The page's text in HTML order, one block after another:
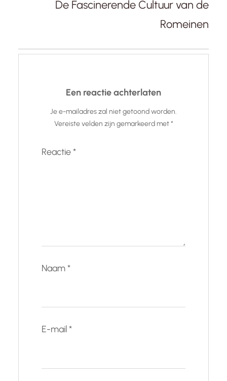
De Fascinerende Cultuur van de
Romeinen
Een reactie achterlaten
Je e-mailadres zal niet getoond worden.
Vereiste velden zijn gemarkeerd met*
Reactie*
Naam*
E-mail*